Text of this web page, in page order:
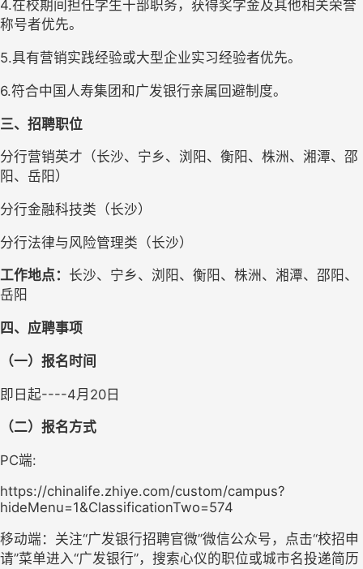
4.在校期间担任学生干部职务，获得奖学金及其他相关荣誉
称号者优先。
5.具有营销实践经验或大型企业实习经验者优先。
6.符合中国人寿集团和广发银行亲属回避制度。
三、招聘职位
分行营销英才（长沙、宁乡、浏阳、衡阳、株洲、湘潭、邵
阳、岳阳）
分行金融科技类（长沙）
分行法律与风险管理类（长沙）
工作地点： 长沙、宁乡、浏阳、衡阳、株洲、湘潭、邵阳、
岳阳
四、应聘事项
（一）报名时间
即日起----4月20日
（二）报名方式
PC端:
https://chinalife.zhiye.com/custom/campus?
hideMenu=1&ClassificationTwo=574
移动端：关注“广发银行招聘官微”微信公众号，点击“校招申
请”菜单进入“广发银行”，搜索心仪的职位或城市名投递简历